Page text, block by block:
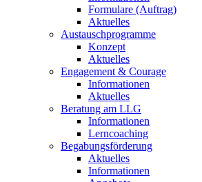
Formulare (Auftrag)
Aktuelles
Austauschprogramme
Konzept
Aktuelles
Engagement & Courage
Informationen
Aktuelles
Beratung am LLG
Informationen
Lerncoaching
Begabungsförderung
Aktuelles
Informationen